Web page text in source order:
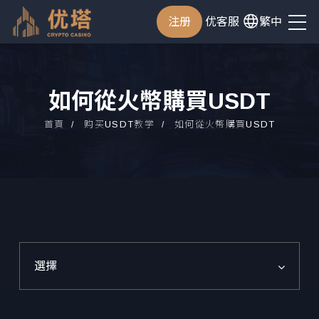
注册 优客服 繁中
如何從火幣購買USDT
首頁 购买USDT教学 如何從火幣購買USDT
選擇